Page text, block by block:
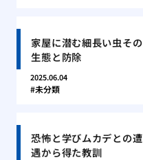
家屋に潜む細長い虫その
生態と防除
2025.06.04
未分類
恐怖と学びムカデとの遭
遇から得た教訓